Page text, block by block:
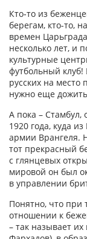
Кто‑то из
берегам, кто-то,
времен
несколько лет, и
культурные
футбольный клуб!
русских на место
нужно еще
А пока – Стамбул,
1920 года, куда
армии Врангеля.
тот прекрасный
с глянцевых
мировой он был
в управлении
Понятно, что при
отношении к
– так называет